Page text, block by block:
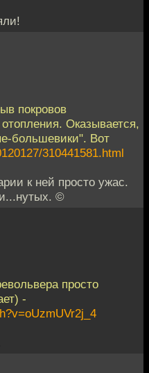
покровов
Оказывается,
большевики". Вот
310441581.html
к ней просто ужас.
©
просто
-